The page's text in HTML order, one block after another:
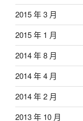
2015 年 3 月
2015 年 1 月
2014 年 8 月
2014 年 4 月
2014 年 2 月
2013 年 10 月